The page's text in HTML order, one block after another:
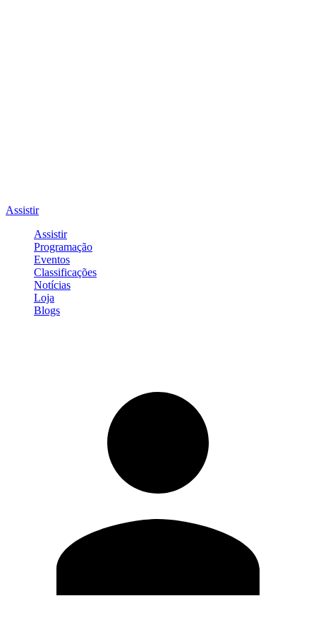
Assistir
Assistir
Programação
Eventos
Classificações
Notícias
Loja
Blogs